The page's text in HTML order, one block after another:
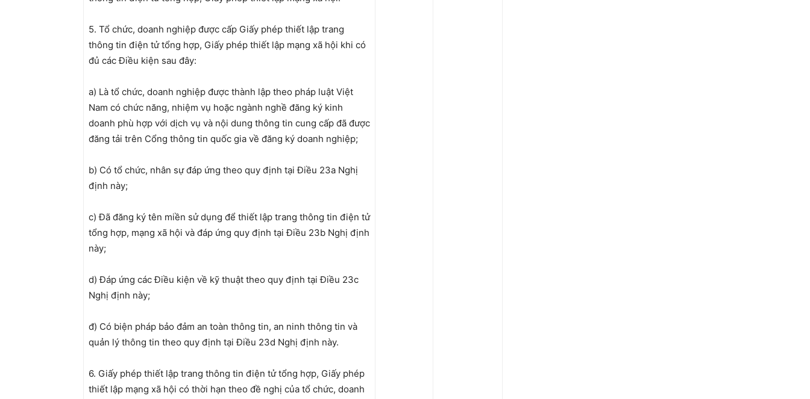
5. Tổ chức, doanh nghiệp được cấp Giấy phép thiết lập trang
thông tin điện tử tổng hợp, Giấy phép thiết lập mạng xã hội khi có
đủ các Điều kiện sau đây:
a) Là tổ chức, doanh nghiệp được thành lập theo pháp luật Việt
Nam có chức năng, nhiệm vụ hoặc ngành nghề đăng ký kinh
doanh phù hợp với dịch vụ và nội dung thông tin cung cấp đã được
đăng tải trên Cổng thông tin quốc gia về đăng ký doanh nghiệp;
b) Có tổ chức, nhân sự đáp ứng theo quy định tại Điều 23a Nghị
định này;
c) Đã đăng ký tên miền sử dụng để thiết lập trang thông tin điện tử
tổng hợp, mạng xã hội và đáp ứng quy định tại Điều 23b Nghị định
này;
d) Đáp ứng các Điều kiện về kỹ thuật theo quy định tại Điều 23c
Nghị định này;
đ) Có biện pháp bảo đảm an toàn thông tin, an ninh thông tin và
quản lý thông tin theo quy định tại Điều 23d Nghị định này.
6. Giấy phép thiết lập trang thông tin điện tử tổng hợp, Giấy phép
thiết lập mạng xã hội có thời hạn theo đề nghị của tổ chức, doanh